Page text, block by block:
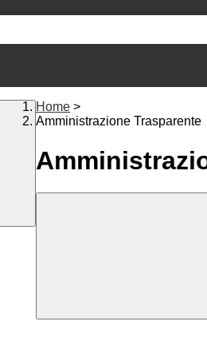
Home >
Amministrazione Trasparente